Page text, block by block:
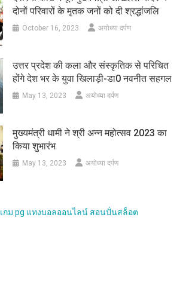
दोनों परिवारों के मृतक जनों को दी श्रद्धांजलि
October 16, 2023 अयोध्या दर्पण
उत्तर प्रदेश की कला और संस्कृतिक से परिचित
होंगे देश भर के युवा खिलाड़ी-डा0 नवनीत सहगल
May 13, 2023 अयोध्या दर्पण
मुख्यमंत्री धामी ने श्री अन्न महोत्सव 2023 का
किया शुभारंभ
May 13, 2023 अयोध्या दर्पण
เกม pg แทงบอลออนไลน์ สอนปั่นสล็อต